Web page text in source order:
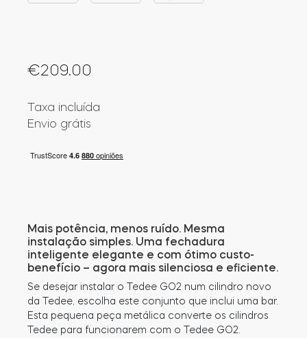
Adaptadores
Acesso ao domicílio
Tedee Keypad PRO
Módulo BleBox Smart Relay
€209.00
Taxa incluída
Envio grátis
Mais potência, menos ruído. Mesma
instalação simples. Uma fechadura
inteligente elegante e com ótimo custo-
benefício – agora mais silenciosa e eficiente.
Se desejar instalar o Tedee GO2 num cilindro novo
da Tedee, escolha este conjunto que inclui uma bar.
Esta pequena peça metálica converte os cilindros
Tedee para funcionarem com o Tedee GO2.